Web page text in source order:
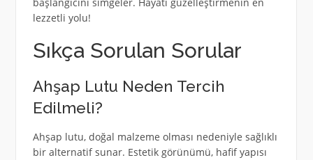
başlangıcını simgeler. Hayatı güzelleştirmenin en
lezzetli yolu!
Sıkça Sorulan Sorular
Ahşap Lutu Neden Tercih
Edilmeli?
Ahşap lutu, doğal malzeme olması nedeniyle sağlıklı
bir alternatif sunar. Estetik görünümü, hafif yapısı